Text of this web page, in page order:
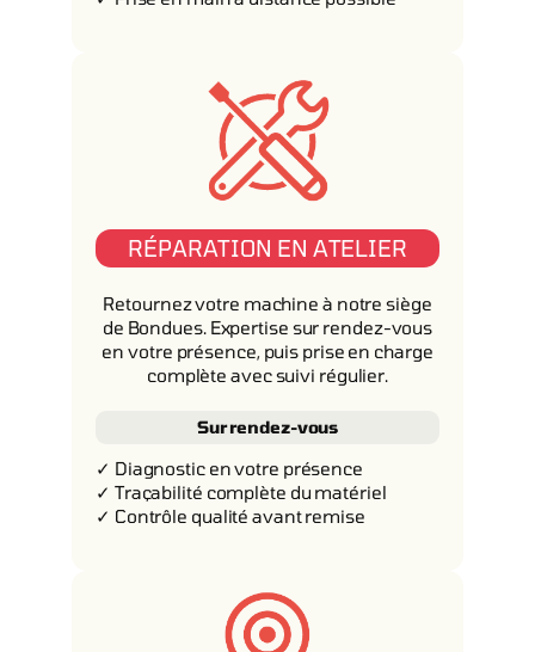
RÉPARATION EN ATELIER
Retournez votre machine à notre siège
de Bondues. Expertise sur rendez-vous
en votre présence, puis prise en charge
complète avec suivi régulier.
Sur rendez-vous
✓ Diagnostic en votre présence
✓ Traçabilité complète du matériel
✓ Contrôle qualité avant remise